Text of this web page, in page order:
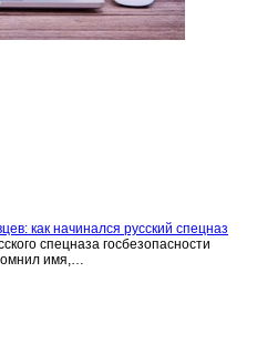
как начинался русский спецназ
спецназа госбезопасности
имя,…